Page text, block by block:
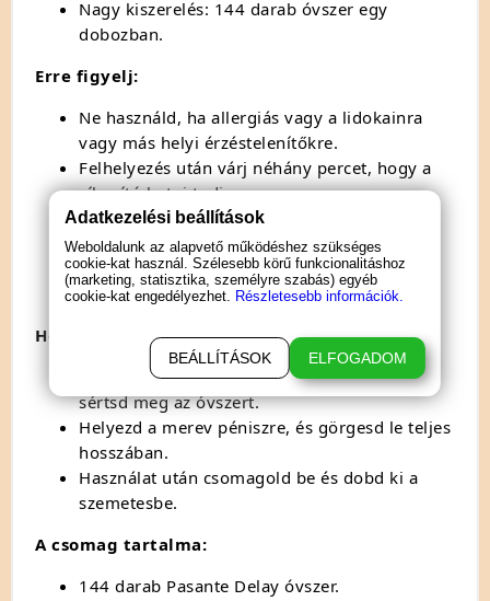
Nagy kiszerelés: 144 darab óvszer egy
dobozban.
Erre figyelj:
Ne használd, ha allergiás vagy a lidokainra
vagy más helyi érzéstelenítőkre.
Felhelyezés után várj néhány percet, hogy a
síkosító hatni tudjon.
Használat után ne mosd el és ne használd
újra.
Tárold hűvös, száraz helyen, közvetlen
napfénytől védve.
Hogyan használd?
Óvatosan bontsd ki a csomagot, hogy ne
sértsd meg az óvszert.
Helyezd a merev péniszre, és görgesd le teljes
hosszában.
Használat után csomagold be és dobd ki a
szemetesbe.
A csomag tartalma:
144 darab Pasante Delay óvszer.
Adatkezelési beállítások
Weboldalunk az alapvető működéshez szükséges
cookie-kat használ. Szélesebb körű funkcionalitáshoz
(marketing, statisztika, személyre szabás) egyéb
cookie-kat engedélyezhet. Részletesebb információk.
BEÁLLÍTÁSOK ELFOGADOM